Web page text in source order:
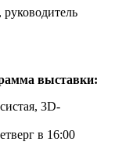
выставки:
3D-
в 16:00